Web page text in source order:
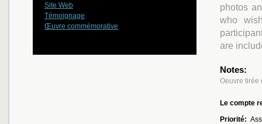
photos
who
are
Notes:
Oeuvre tirée
Le compte
Priorité:
Site Web
Témoignage
Œuvre commémorative